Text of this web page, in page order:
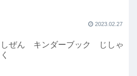
2023.02.27
しぜん キンダーブック じしゃ
く